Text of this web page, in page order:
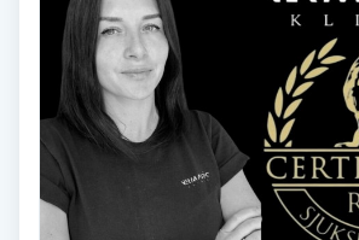
Coachning
Color correction
Cryoterapi